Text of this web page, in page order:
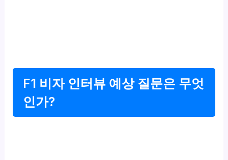
F1 비자 인터뷰 예상 질문은 무엇
인가?